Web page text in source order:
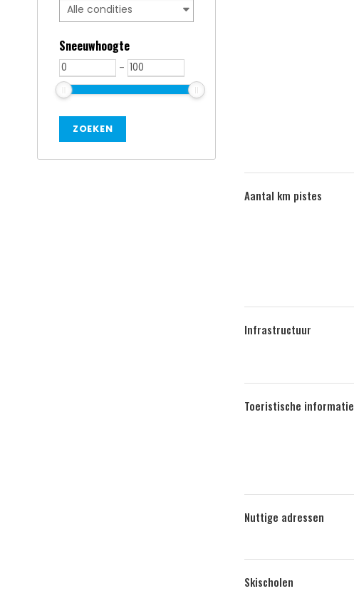
Aantal km pistes
Infrastructuur
Toeristische informatie
Nuttige adressen
Skischolen
Sneeuwhoogte
-